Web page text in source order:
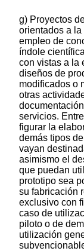
g) Proyectos
orientados a
empleo de
índole
con vistas a la
diseños de
modificados o
otras
servicios.
figurar la
demás tipos
vayan
asimismo el
que puedan
prototipo sea
su fabricación
exclusivo con
caso de
piloto o de
utilización